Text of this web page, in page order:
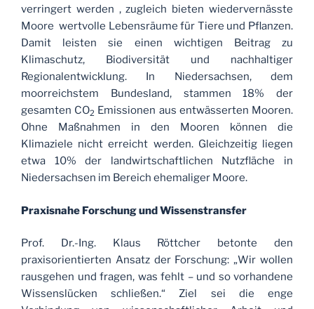
verringert werden , zugleich bieten wiedervernässte
Moore wertvolle Lebensräume für Tiere und Pflanzen.
Damit leisten sie einen wichtigen Beitrag zu
Klimaschutz, Biodiversität und nachhaltiger
Regionalentwicklung. In Niedersachsen, dem
moorreichstem Bundesland, stammen 18% der
gesamten CO2 Emissionen aus entwässerten Mooren.
Ohne Maßnahmen in den Mooren können die
Klimaziele nicht erreicht werden. Gleichzeitig liegen
etwa 10% der landwirtschaftlichen Nutzfläche in
Niedersachsen im Bereich ehemaliger Moore.
Praxisnahe Forschung und Wissenstransfer
Prof. Dr.-Ing. Klaus Röttcher betonte den
praxisorientierten Ansatz der Forschung: „Wir wollen
rausgehen und fragen, was fehlt – und so vorhandene
Wissenslücken schließen.“ Ziel sei die enge